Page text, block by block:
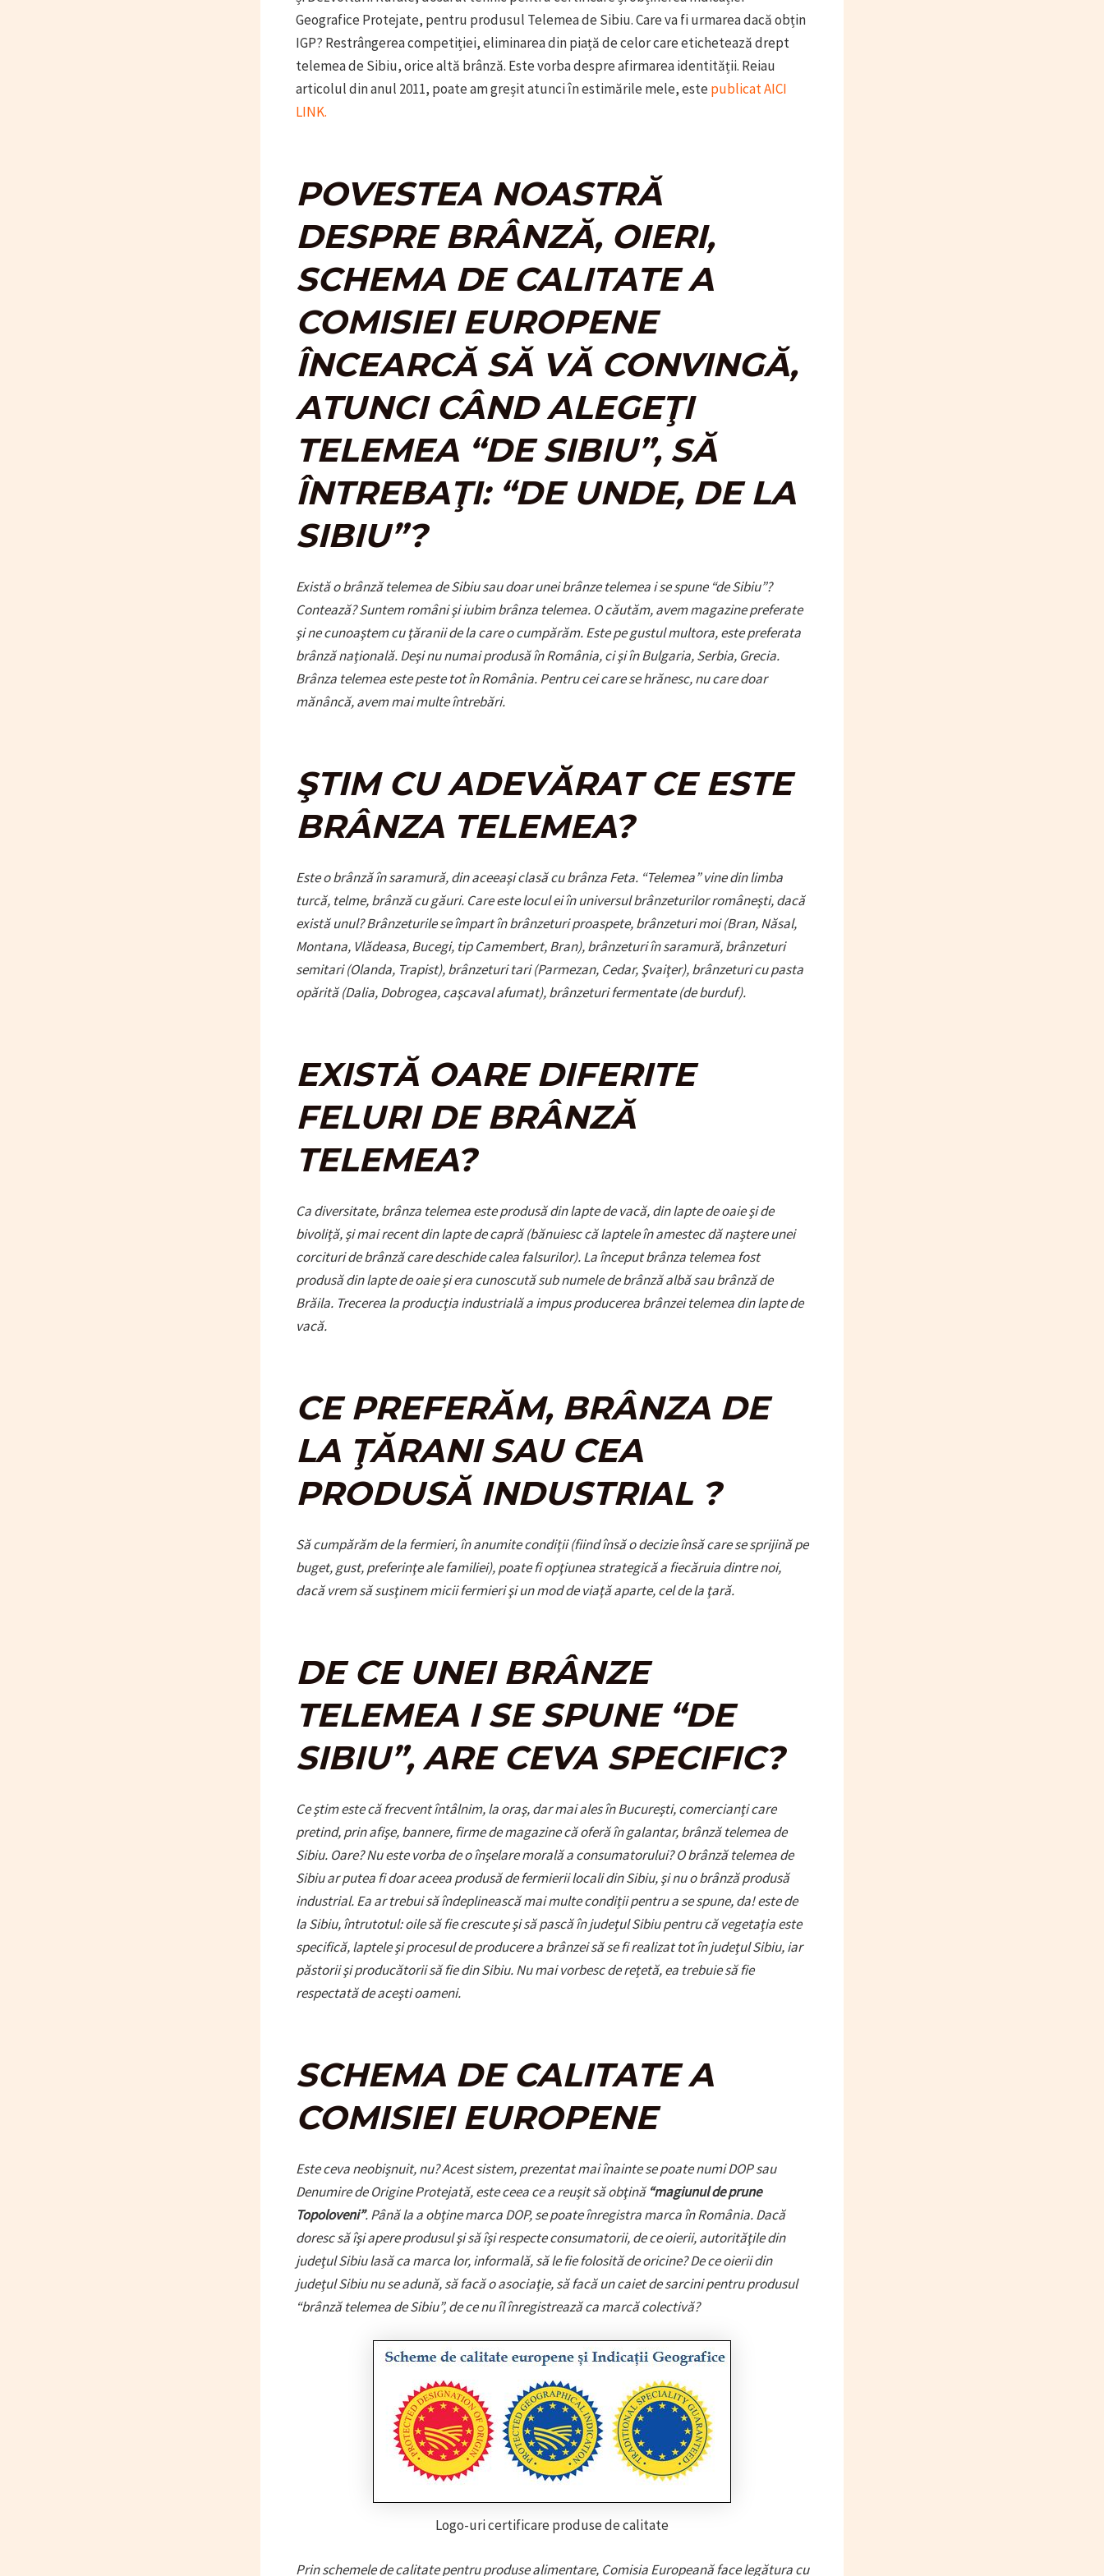
Geografice Protejate, pentru produsul Telemea de Sibiu. Care va fi urmarea dacă obțin
IGP? Restrângerea competiției, eliminarea din piață de celor care etichetează drept
telemea de Sibiu, orice altă brânză. Este vorba despre afirmarea identității. Reiau
articolul din anul 2011, poate am greșit atunci în estimările mele, este publicat AICI
LINK.
POVESTEA NOASTRĂ
DESPRE BRÂNZĂ, OIERI,
SCHEMA DE CALITATE A
COMISIEI EUROPENE
ÎNCEARCĂ SĂ VĂ CONVINGĂ,
ATUNCI CÂND ALEGEŢI
TELEMEA “DE SIBIU”, SĂ
ÎNTREBAŢI: “DE UNDE, DE LA
SIBIU”?
Există o brânză telemea de Sibiu sau doar unei brânze telemea i se spune “de Sibiu”?
Contează? Suntem români şi iubim brânza telemea. O căutăm, avem magazine preferate
şi ne cunoaştem cu ţăranii de la care o cumpărăm. Este pe gustul multora, este preferata
brânză naţională. Deşi nu numai produsă în România, ci şi în Bulgaria, Serbia, Grecia.
Brânza telemea este peste tot în România. Pentru cei care se hrănesc, nu care doar
mănâncă, avem mai multe întrebări.
ŞTIM CU ADEVĂRAT CE ESTE
BRÂNZA TELEMEA?
Este o brânză în saramură, din aceeaşi clasă cu brânza Feta. “Telemea” vine din limba
turcă, telme, brânză cu găuri. Care este locul ei în universul brânzeturilor româneşti, dacă
există unul? Brânzeturile se împart în brânzeturi proaspete, brânzeturi moi (Bran, Năsal,
Montana, Vlădeasa, Bucegi, tip Camembert, Bran), brânzeturi în saramură, brânzeturi
semitari (Olanda, Trapist), brânzeturi tari (Parmezan, Cedar, Şvaiţer), brânzeturi cu pasta
opărită (Dalia, Dobrogea, caşcaval afumat), brânzeturi fermentate (de burduf).
EXISTĂ OARE DIFERITE
FELURI DE BRÂNZĂ
TELEMEA?
Ca diversitate, brânza telemea este produsă din lapte de vacă, din lapte de oaie şi de
bivoliţă, şi mai recent din lapte de capră (bănuiesc că laptele în amestec dă naştere unei
corcituri de brânză care deschide calea falsurilor). La început brânza telemea fost
produsă din lapte de oaie şi era cunoscută sub numele de brânză albă sau brânză de
Brăila. Trecerea la producţia industrială a impus producerea brânzei telemea din lapte de
vacă.
CE PREFERĂM, BRÂNZA DE
LA ŢĂRANI SAU CEA
PRODUSĂ INDUSTRIAL ?
Să cumpărăm de la fermieri, în anumite condiţii (fiind însă o decizie însă care se sprijină pe
buget, gust, preferinţe ale familiei), poate fi opţiunea strategică a fiecăruia dintre noi,
dacă vrem să susţinem micii fermieri şi un mod de viaţă aparte, cel de la ţară.
DE CE UNEI BRÂNZE
TELEMEA I SE SPUNE “DE
SIBIU”, ARE CEVA SPECIFIC?
Ce ştim este că frecvent întâlnim, la oraş, dar mai ales în Bucureşti, comercianţi care
pretind, prin afişe, bannere, firme de magazine că oferă în galantar, brânză telemea de
Sibiu. Oare? Nu este vorba de o înşelare morală a consumatorului? O brânză telemea de
Sibiu ar putea fi doar aceea produsă de fermierii locali din Sibiu, şi nu o brânză produsă
industrial. Ea ar trebui să îndeplinească mai multe condiţii pentru a se spune, da! este de
la Sibiu, întrutotul: oile să fie crescute şi să pască în judeţul Sibiu pentru că vegetaţia este
specifică, laptele şi procesul de producere a brânzei să se fi realizat tot în judeţul Sibiu, iar
păstorii şi producătorii să fie din Sibiu. Nu mai vorbesc de reţetă, ea trebuie să fie
respectată de aceşti oameni.
SCHEMA DE CALITATE A
COMISIEI EUROPENE
Este ceva neobişnuit, nu? Acest sistem, prezentat mai înainte se poate numi DOP sau
Denumire de Origine Protejată, este ceea ce a reuşit să obţină “magiunul de prune
Topoloveni”. Până la a obţine marca DOP, se poate înregistra marca în România. Dacă
doresc să îşi apere produsul şi să îşi respecte consumatorii, de ce oierii, autorităţile din
judeţul Sibiu lasă ca marca lor, informală, să le fie folosită de oricine? De ce oierii din
judeţul Sibiu nu se adună, să facă o asociaţie, să facă un caiet de sarcini pentru produsul
“brânză telemea de Sibiu”, de ce nu îl înregistrează ca marcă colectivă?
Logo-uri certificare produse de calitate
Prin schemele de calitate pentru produse alimentare, Comisia Europeană face legătura cu